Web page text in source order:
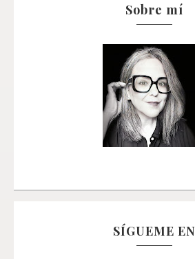
Sobre mí
SÍGUEME EN